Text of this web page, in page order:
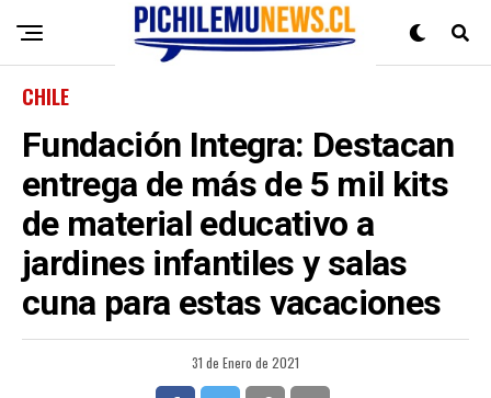
CHILE
Fundación Integra: Destacan
entrega de más de 5 mil kits
de material educativo a
jardines infantiles y salas
cuna para estas vacaciones
31 de Enero de 2021